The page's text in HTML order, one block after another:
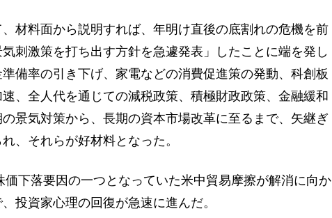
材料面から説明すれば、年明け直後の底割れの危機を前
刺激策を打ち出す方針を急遽発表」したことに端を発し
備率の引き下げ、家電などの消費促進策の発動、科創板
、全人代を通じての減税政策、積極財政政策、金融緩和
景気対策から、長期の資本市場改革に至るまで、矢継ぎ
、それらが好材料となった。
下落要因の一つとなっていた米中貿易摩擦が解消に向か
投資家心理の回復が急速に進んだ。